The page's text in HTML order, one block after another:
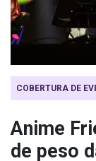
COBERTURA DE
Anime
de peso